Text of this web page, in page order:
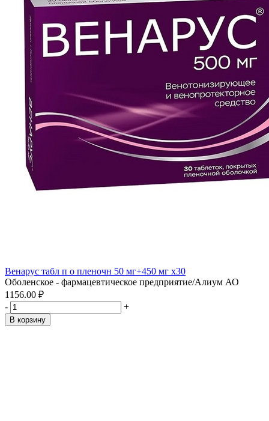
Венарус табл п о пленочн 50 мг+450 мг x30
Оболенское - фармацевтическое предприятие/Алиум АО
1156.00 ₽
-
+
В корзину